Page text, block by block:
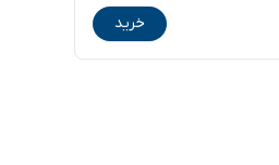
خرید